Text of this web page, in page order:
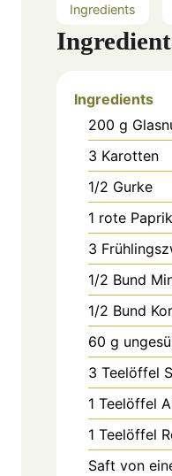
Ingredients
Ingredients
200 g
3 Karotten
1/2 Gurke
1 rote
3
1/2 Bund
1/2 Bund
60 g
3 Teelöffel
1 Teelöffel
1 Teelöffel
Saft von